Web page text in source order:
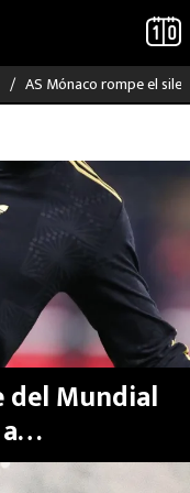
AS Mónaco rompe el
del Mundial
lesión